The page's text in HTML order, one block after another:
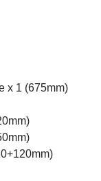
x 1 (675mm)